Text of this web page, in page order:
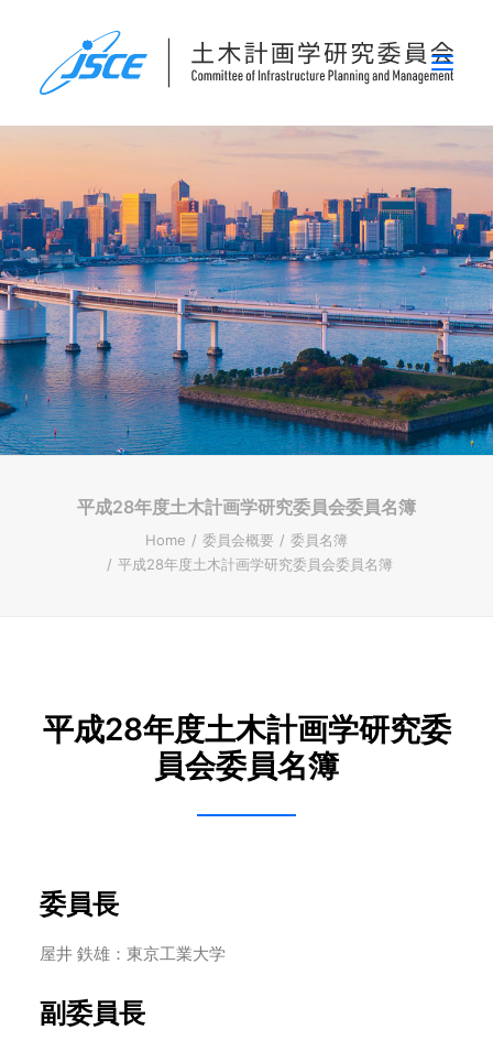
委員会概要
研究発表会
論文集・刊行物
行事案内
表彰
災害関連調査情報
リンク
平成28年度土木計画学研究委員会委員名簿
Home 委員会概要
委員名簿
平成28年度土木計画学研究委員会委員名簿
平成28年度土木計画学研究委
員会委員名簿
委員長
屋井 鉄雄：東京工業大学
副委員長